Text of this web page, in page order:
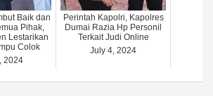
Baik dan
Pihak,
Lestarikan
Colok
2024
Perintah Kapolri, Kapolres
Dumai Razia Hp Personil
Terkait Judi Online
July 4, 2024